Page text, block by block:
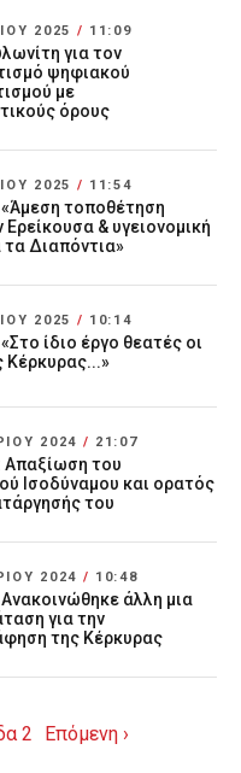
2025 / 11:09
για τον
ψηφιακού
με
όρους
2025 / 11:54
τοποθέτηση
Ερείκουσα & υγειονομική
τα Διαπόντια»
2025 / 10:14
ίδιο έργο θεατές οι
Κέρκυρας...»
2024 / 21:07
Απαξίωση του
Ισοδύναμου και ορατός
του
2024 / 10:48
άλλη μια
για την
της Κέρκυρας
2 Επόμενη ›